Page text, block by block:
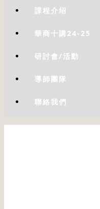
課程介绍
華商十講24-25
研討會/活動
導師團隊
聯絡我們